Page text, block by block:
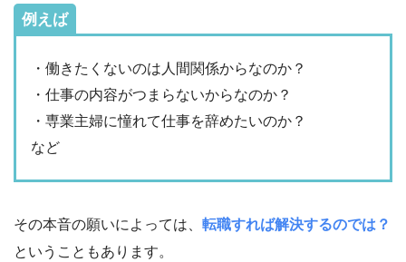
例えば
・働きたくないのは人間関係からなのか？
・仕事の内容がつまらないからなのか？
・専業主婦に憧れて仕事を辞めたいのか？
など
その本音の願いによっては、 転職すれば解決するのでは？
ということもあります。